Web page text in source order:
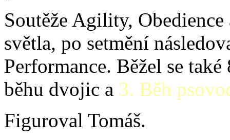
Soutěže Agility,
světla, po setmění
Performance. Běžel se
běhu dvojic a 3. Běh
Figuroval Tomáš.